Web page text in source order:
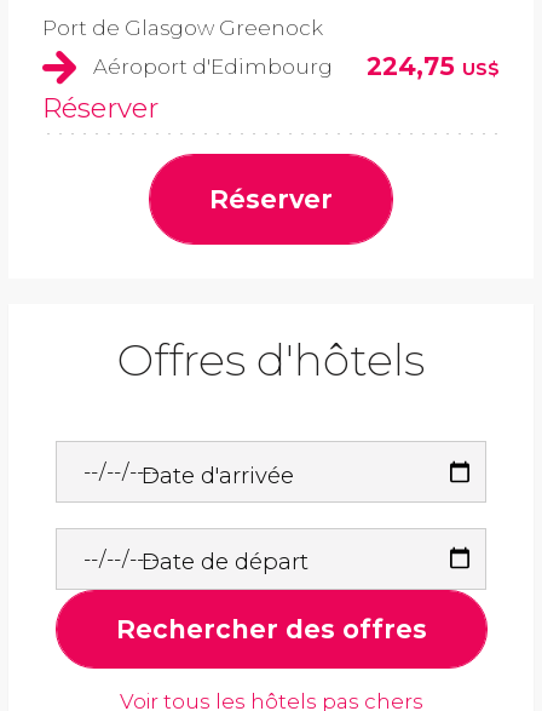
Port de Glasgow Greenock
Aéroport d'Edimbourg
224,75 US$
Réserver
Réserver
Offres d'hôtels
Date d'arrivée
Date de départ
Rechercher des offres
Voir tous les hôtels pas chers